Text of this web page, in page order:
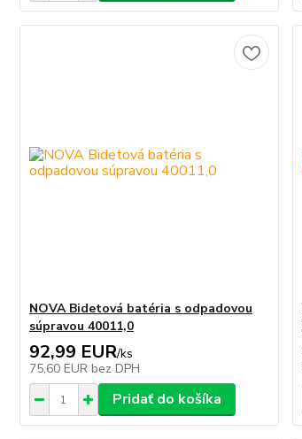
NOVA Bidetová batéria s odpadovou
súpravou 40011,0
92,99 EUR/ks
75,60 EUR bez DPH
Pridať do košíka